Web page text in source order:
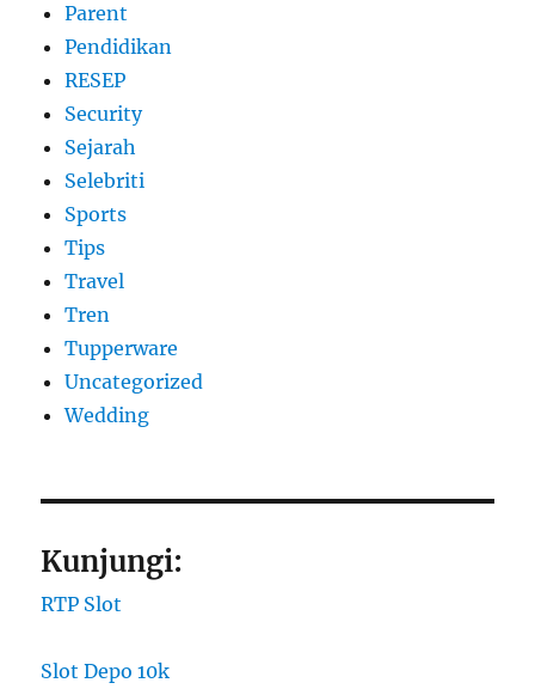
Parent
Pendidikan
RESEP
Security
Sejarah
Selebriti
Sports
Tips
Travel
Tren
Tupperware
Uncategorized
Wedding
Kunjungi:
RTP Slot
Slot Depo 10k